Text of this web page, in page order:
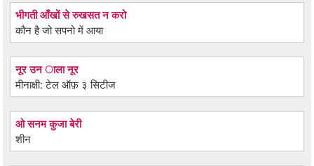
भीगती आँखों से रुखसत न करो
कौन है जो सपनो में आया
नूर उन ाला नूर
मीनाक्षी: टेल ऑफ़ ३ सिटीज
ओ सनम कुजा बेरी
शीन